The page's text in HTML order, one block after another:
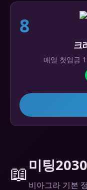
8
크
매일 첫입금
📖미팅
비아그라 기본